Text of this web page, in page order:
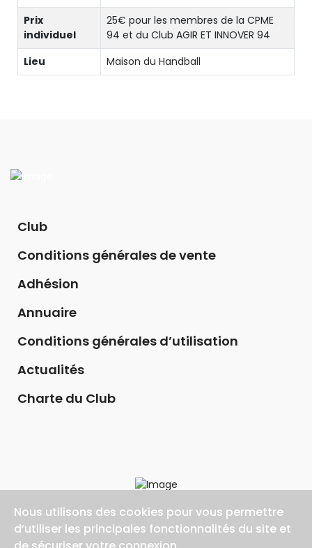
Prix
individuel
25€ pour les membres de la CPME
94 et du Club AGIR ET INNOVER 94
Lieu
Maison du Handball
Club
Conditions générales de vente
Adhésion
Annuaire
Conditions générales d’utilisation
Actualités
Charte du Club
Nous utilisons des cookies pour vous permettre
d’utiliser les principales fonctionnalités du site et